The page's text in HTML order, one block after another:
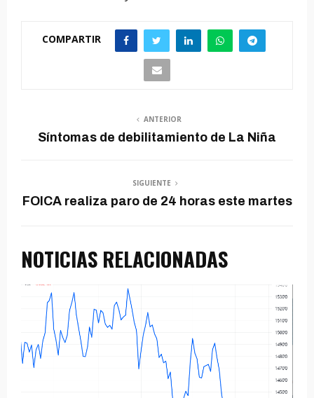
COMPARTIR
ANTERIOR
Síntomas de debilitamiento de La Niña
SIGUIENTE
FOICA realiza paro de 24 horas este martes
NOTICIAS RELACIONADAS